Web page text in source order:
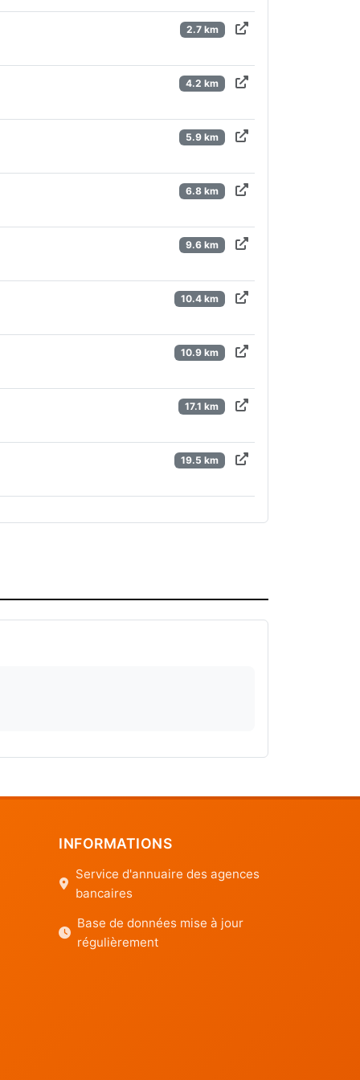
2.7 km
4.2 km
5.9 km
6.8 km
9.6 km
10.4 km
10.9 km
17.1 km
19.5 km
INFORMATIONS
Service d'annuaire des agences
bancaires
Base de données mise à jour
régulièrement